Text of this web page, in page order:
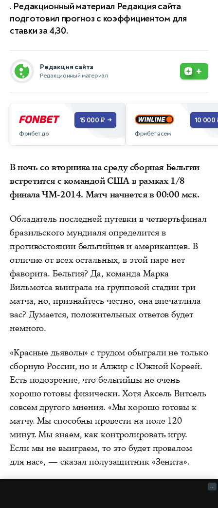
. Редакционный материал Редакция сайта
подготовил прогноз с коэффициентом для
ставки за 4,30.
Редакция сайта
Редакционный материал +
Фрибет до
15 000 ₽ →
Фрибет всем
10 000
В ночь со вторника на среду сборная Бельгии
встретится с командой США в рамках 1/8
финала ЧМ-2014. Матч начнется в 00:00 мск.
Обладатель последней путевки в четвертьфинал
бразильского мундиаля определится в
противостоянии бельгийцев и американцев. В
отличие от всех остальных, в этой паре нет
фаворита. Бельгия? Да, команда Марка
Вильмотса выиграла на групповой стадии три
матча, но, признайтесь честно, она впечатлила
вас? Думается, положительных ответов будет
немного.
«Красные дьяволы» с трудом обыграли не только
сборную России, но и Алжир с Южной Кореей.
Есть подозрение, что бельгийцы не очень
хорошо готовы физически. Хотя Аксель Витсель
совсем другого мнения. «Мы хорошо готовы к
матчу. Мы способны провести на поле 120
минут. Мы знаем, как контролировать игру.
Если мы не выиграем, то это будет провалом
для нас», — сказал полузащитник «Зенита».
...